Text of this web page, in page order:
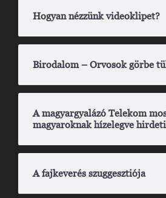
Hogyan nézzünk videoklipet?
Birodalom – Orvosok görbe
A magyargyalázó Telekom
magyaroknak hízelegve
A fajkeverés szuggesztiója